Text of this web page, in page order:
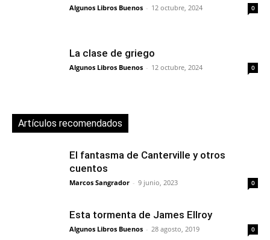
Algunos Libros Buenos - 12 octubre, 2024 0
La clase de griego
Algunos Libros Buenos - 12 octubre, 2024 0
Artículos recomendados
El fantasma de Canterville y otros
cuentos
Marcos Sangrador - 9 junio, 2023 0
Esta tormenta de James Ellroy
Algunos Libros Buenos - 28 agosto, 2019 0